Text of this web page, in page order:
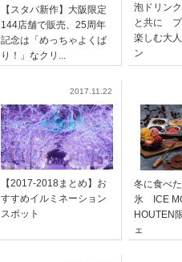
【スタバ新作】大阪限定
144店舗で販売、25周年
記念は「めっちゃよくば
り！」なクリ...
泡ドリン
と共に プ
楽しむ大
ン
2017.11.22
【2017-2018まとめ】お
すすめイルミネーション
スポット
冬に食べ
氷 ICE
HOUTEN
ェ